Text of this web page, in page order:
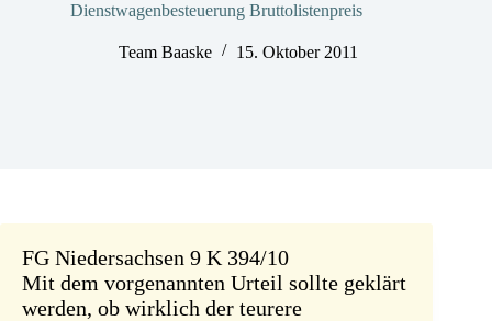
Dienstwagen­besteuerung Bruttolisten­preis
Team Baaske 15. Oktober 2011
FG Niedersachsen 9 K 394/10
Mit dem vorgenannten Urteil sollte geklärt
werden, ob wirklich der teurere